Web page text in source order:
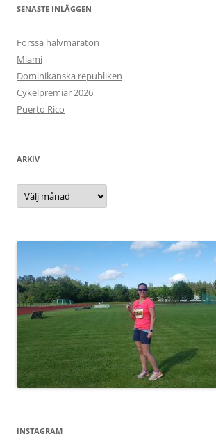
SENASTE INLÄGGEN
Forssa halvmaraton
Miami
Dominikanska republiken
Cykelpremiär 2026
Puerto Rico
ARKIV
Arkiv
INSTAGRAM